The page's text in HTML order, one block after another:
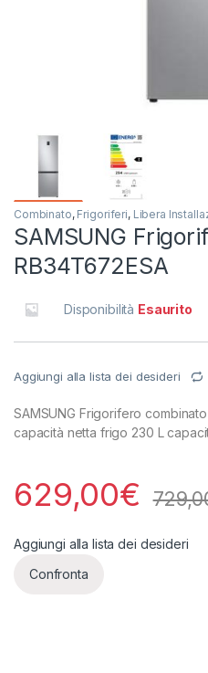
Combinato, Frigoriferi, Libera
SAMSUNG
RB34T672ESA
Disponibilità Esaurito
Aggiungi alla lista dei desideri
SAMSUNG Frigorifero
capacità netta frigo 230 L
629,00€
Aggiungi alla lista dei desideri
Confronta